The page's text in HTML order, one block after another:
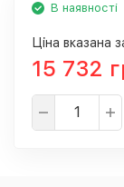
В наявності
Ціна вказана
15 732